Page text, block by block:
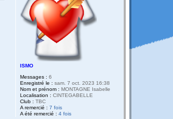
ISMO
Messages : 6
Enregistré le : sam. 7 oct. 2023 16:38
Nom et prénom : MONTAGNE Isabelle
Localisation : CINTEGABELLE
Club : TBC
A remercié : 7 fois
A été remercié : 4 fois